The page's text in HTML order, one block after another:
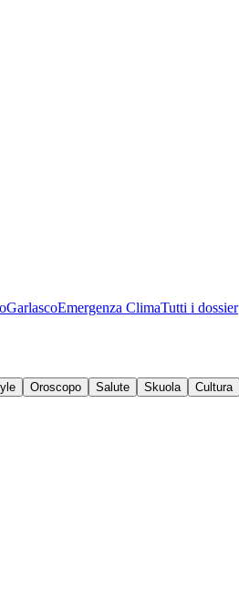
GarlascoEmergenza ClimaTutti i dossier
Oroscopo Salute Skuola Cultura